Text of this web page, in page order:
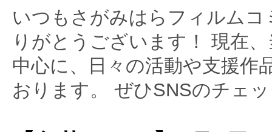
いつもさがみはらフィルム
りがとうございます！ 現在
中心に、日々の活動や支援作
おります。 ぜひSNSのチェ